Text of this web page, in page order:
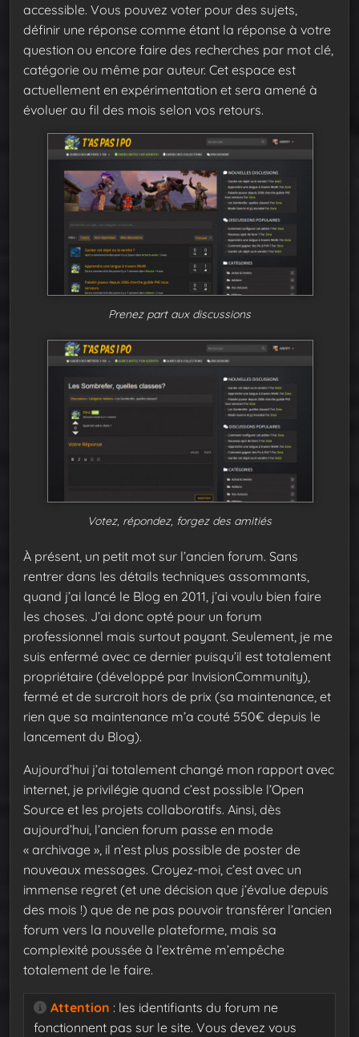
accessible. Vous pouvez voter pour des sujets,
définir une réponse comme étant la réponse à votre
question ou encore faire des recherches par mot clé,
catégorie ou même par auteur. Cet espace est
actuellement en expérimentation et sera amené à
évoluer au fil des mois selon vos retours.
Prenez part aux discussions
Votez, répondez, forgez des amitiés
À présent, un petit mot sur l’ancien forum. Sans
rentrer dans les détails techniques assommants,
quand j’ai lancé le Blog en 2011, j’ai voulu bien faire
les choses. J’ai donc opté pour un forum
professionnel mais surtout payant. Seulement, je me
suis enfermé avec ce dernier puisqu’il est totalement
propriétaire (développé par InvisionCommunity),
fermé et de surcroit hors de prix (sa maintenance, et
rien que sa maintenance m’a couté 550€ depuis le
lancement du Blog).
Aujourd’hui j’ai totalement changé mon rapport avec
internet, je privilégie quand c’est possible l’Open
Source et les projets collaboratifs. Ainsi, dès
aujourd’hui, l’ancien forum passe en mode
« archivage », il n’est plus possible de poster de
nouveaux messages. Croyez-moi, c’est avec un
immense regret (et une décision que j’évalue depuis
des mois !) que de ne pas pouvoir transférer l’ancien
forum vers la nouvelle plateforme, mais sa
complexité poussée à l’extrême m’empêche
totalement de le faire.
Attention : les identifiants du forum ne
fonctionnent pas sur le site. Vous devez vous